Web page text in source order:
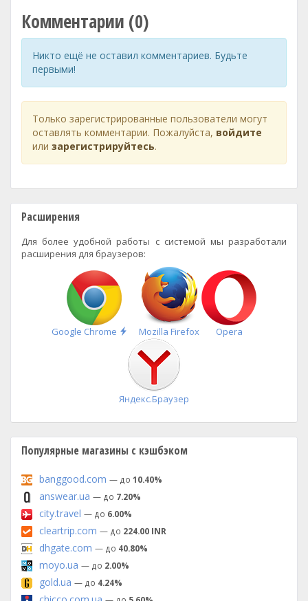
Комментарии (0)
Никто ещё не оставил комментариев. Будьте
первыми!
Только зарегистрированные пользователи могут
оставлять комментарии. Пожалуйста, войдите
или зарегистрируйтесь.
Расширения
Для более удобной работы с системой мы разработали
расширения для браузеров:
Google Chrome
Быстрая
установка
Mozilla Firefox Opera
Яндекс.Браузер
Популярные магазины с кэшбэком
banggood.com — до 10.40%
answear.ua — до 7.20%
city.travel — до 6.00%
cleartrip.com — до 224.00 INR
dhgate.com — до 40.80%
moyo.ua — до 2.00%
gold.ua — до 4.24%